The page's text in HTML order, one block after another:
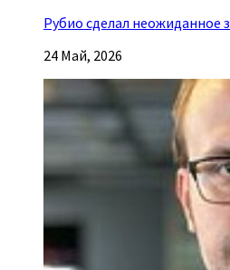
Рубио сделал неожиданное
24 Май, 2026